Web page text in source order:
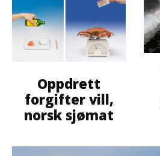
Oppdrett
forgifter vill,
norsk sjømat